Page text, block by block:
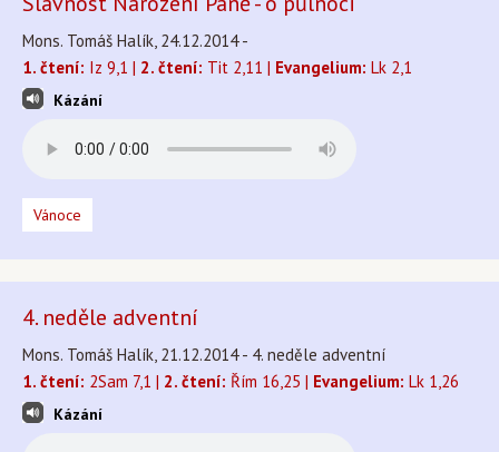
Mons. Tomáš Halík, 24.12.2014 -
1. čtení: Iz 9,1 | 2. čtení: Tit 2,11 | Evangelium: Lk 2,1
Kázání
Vánoce
4. neděle adventní
Mons. Tomáš Halík, 21.12.2014 - 4. neděle adventní
1. čtení: 2Sam 7,1 | 2. čtení: Řím 16,25 | Evangelium: Lk 1,26
Kázání